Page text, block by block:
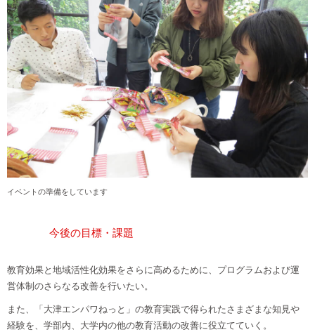
イベントの準備をしています
今後の目標・課題
教育効果と地域活性化効果をさらに高めるために、プログラムおよび運
営体制のさらなる改善を行いたい。
また、「大津エンパワねっと」の教育実践で得られたさまざまな知見や
経験を、学部内、大学内の他の教育活動の改善に役立てていく。